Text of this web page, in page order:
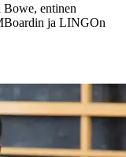
Bowe, entinen
ja LINGOn